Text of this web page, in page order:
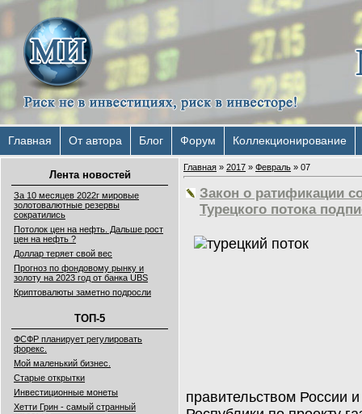
Главная От автора Блог Форум Коллекционирование
Лента новостей
За 10 месяцев 2022г мировые
золотовалютные резервы
сократились
Потолок цен на нефть. Дальше рост
цен на нефть ?
Доллар теряет свой вес
Прогноз по фондовому рынку и
золоту на 2023 год от банка UBS
Криптовалюты заметно подросли
ТОП-5
ФСФР планирует регулировать
форекс.
Мой маленький бизнес.
Старые открытки
Инвестиционные монеты
Хетти Грин - самый странный
Главная » 2017 » Февраль » 07
Закон о ратификации
Турецкого потока
правительством России